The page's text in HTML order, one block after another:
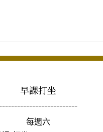
早課打坐
每週六